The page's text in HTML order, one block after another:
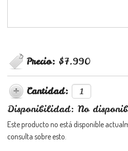
Precio: $7.990
Cantidad:
Disponibilidad: No
Este producto no está disponible
consulta sobre esto.